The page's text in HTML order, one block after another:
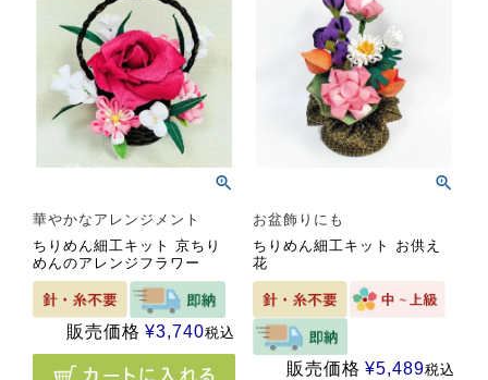
華やかなアレンジメント
ちりめん細工キット 京ちり
めんのアレンジフラワー
販売価格 ¥3,740税込
お盆飾りにも
ちりめん細工キット お供え
花
販売価格 ¥5,489税込